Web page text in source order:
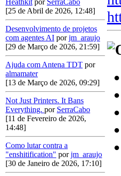
Heathkit por SerraCabo
[25 de Abril de 2026, 12:48]
Desenvolvimento de projetos
com agentes AI porjm_araujo
[29 de Março de 2026, 21:59]
Ajuda com Antena TDT por
almamater
[13 de Março de 2026, 09:29]
Not Just Printers. It Bans
Everything. por SerraCabo
[11 de Fevereiro de 2026,
14:48]
Como lutar contra a
"enshitification" porjm_araujo
[30 de Janeiro de 2026, 17:10]